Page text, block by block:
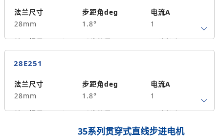
9
法兰尺寸
28mm
步距角deg
1.8°
电流A
1
转子惯量g.cm²
4
引线数量
45
马达长度mm
0.12
14
28E251
法兰尺寸
28mm
步距角deg
1.8°
电流A
1
转子惯量g.cm²
引线数量
51
马达长度mm
0.18
35系列贯穿式直线步进电机